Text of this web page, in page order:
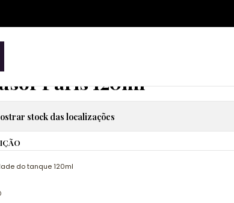
Difusor Paris 120ml
Paris 120ml
stock das localizações
do tanque 120ml